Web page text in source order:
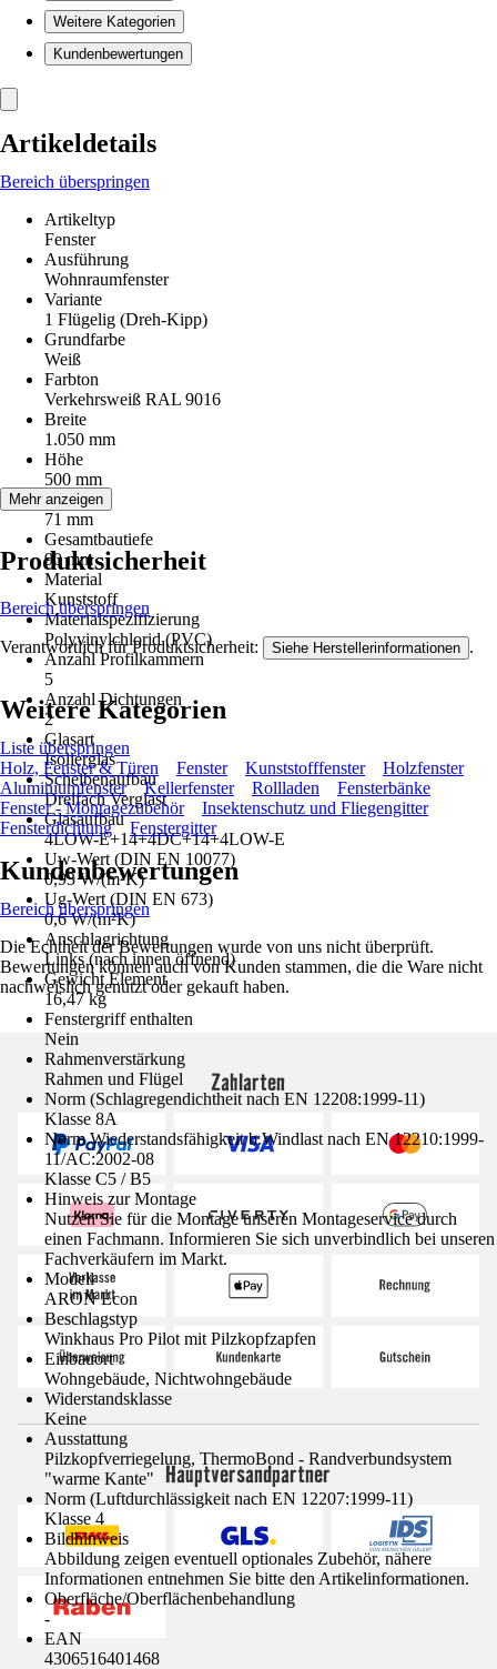
Weitere Kategorien
Kundenbewertungen
Artikeldetails
Bereich überspringen
Artikeltyp
Fenster
Ausführung
Wohnraumfenster
Variante
1 Flügelig (Dreh-Kipp)
Grundfarbe
Weiß
Farbton
Verkehrsweiß RAL 9016
Breite
1.050 mm
Höhe
500 mm
Bautiefe
71 mm
Gesamtbautiefe
90 mm
Material
Kunststoff
Materialspezifizierung
Polyvinylchlorid (PVC)
Anzahl Profilkammern
5
Anzahl Dichtungen
2
Glasart
Isolierglas
Scheibenaufbau
Dreifach Verglast
Glasaufbau
4LOW-E+14+4DC+14+4LOW-E
Uw-Wert (DIN EN 10077)
0,93 W/(m²K)
Ug-Wert (DIN EN 673)
0,6 W/(m²K)
Anschlagrichtung
Links (nach innen öffnend)
Gewicht Element
16,47 kg
Fenstergriff enthalten
Nein
Rahmenverstärkung
Rahmen und Flügel
Norm (Schlagregendichtheit nach EN 12208:1999-11)
Klasse 8A
Norm Wiederstandsfähigkeit b.Windlast nach EN 12210:1999-
11/AC:2002-08
Klasse C5 / B5
Hinweis zur Montage
Nutzen Sie für die Montage unseren Montageservice durch
einen Fachmann. Informieren Sie sich unverbindlich bei unseren
Fachverkäufern im Markt.
Modell
ARON Econ
Beschlagstyp
Winkhaus Pro Pilot mit Pilzkopfzapfen
Einbauort
Wohngebäude, Nichtwohngebäude
Widerstandsklasse
Keine
Ausstattung
Pilzkopfverriegelung, ThermoBond - Randverbundsystem
"warme Kante"
Norm (Luftdurchlässigkeit nach EN 12207:1999-11)
Klasse 4
Bildhinweis
Abbildung zeigen eventuell optionales Zubehör, nähere
Informationen entnehmen Sie bitte den Artikelinformationen.
Oberfläche/Oberflächenbehandlung
-
EAN
4306516401468
Mehr anzeigen
Produktsicherheit
Bereich überspringen
Verantwortlich für Produktsicherheit: Siehe Herstellerinformationen .
Weitere Kategorien
Liste überspringen
Holz, Fenster & Türen
Fenster Kunststofffenster
Holzfenster
Aluminiumfenster
Kellerfenster Rollladen
Fensterbänke
Fenster - Montagezubehör
Insektenschutz und Fliegengitter
Fensterdichtung
Fenstergitter
Kundenbewertungen
Bereich überspringen
Die Echtheit der Bewertungen wurde von uns nicht überprüft.
Bewertungen können auch von Kunden stammen, die die Ware nicht
nachweislich genutzt oder gekauft haben.
Zahlarten
Hauptversandpartner